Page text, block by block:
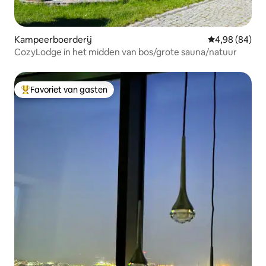
Kampeerboerderij Gemiddelde
4,98 (84)
CozyLodge in het midden van bos/grote sauna/natuur
Topfavoriet van gasten
Favoriet van gasten